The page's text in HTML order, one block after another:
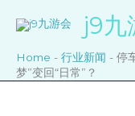
j9九
Home - 行业新闻 - 停
梦”变回“日常”？